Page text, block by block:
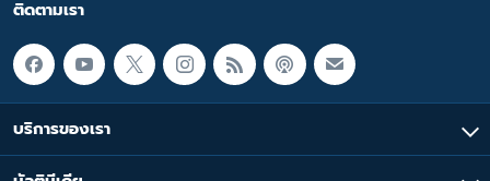
ติดตามเรา
บริการของเรา